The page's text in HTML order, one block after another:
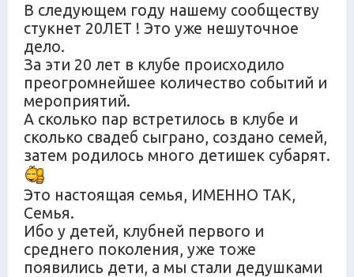
В следующем году нашему сообществу
стукнет 20ЛЕТ ! Это уже нешуточное
дело.
За эти 20 лет в клубе происходило
преогромнейшее количество событий и
мероприятий.
А сколько пар встретилось в клубе и
сколько свадеб сыграно, создано семей,
затем родилось много детишек субарят.
Это настоящая семья, ИМЕННО ТАК,
Семья.
Ибо у детей, клубней первого и
среднего поколения, уже тоже
появились дети, а мы стали дедушками